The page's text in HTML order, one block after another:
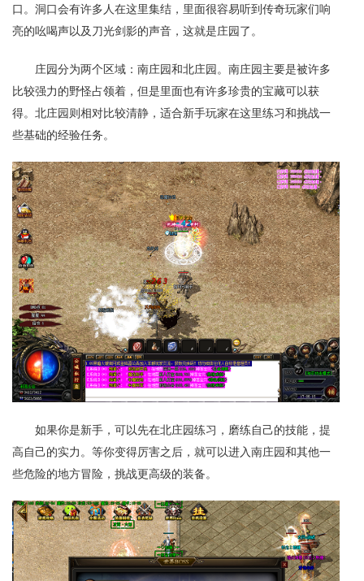
口。洞口会有许多人在这里集结，里面很容易听到传奇玩家们响
亮的吆喝声以及刀光剑影的声音，这就是庄园了。
庄园分为两个区域：南庄园和北庄园。南庄园主要是被许多
比较强力的野怪占领着，但是里面也有许多珍贵的宝藏可以获
得。北庄园则相对比较清静，适合新手玩家在这里练习和挑战一
些基础的经验任务。
如果你是新手，可以先在北庄园练习，磨练自己的技能，提
高自己的实力。等你变得厉害之后，就可以进入南庄园和其他一
些危险的地方冒险，挑战更高级的装备。